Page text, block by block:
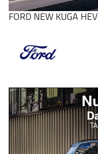
FORD NEW KUGA HEV